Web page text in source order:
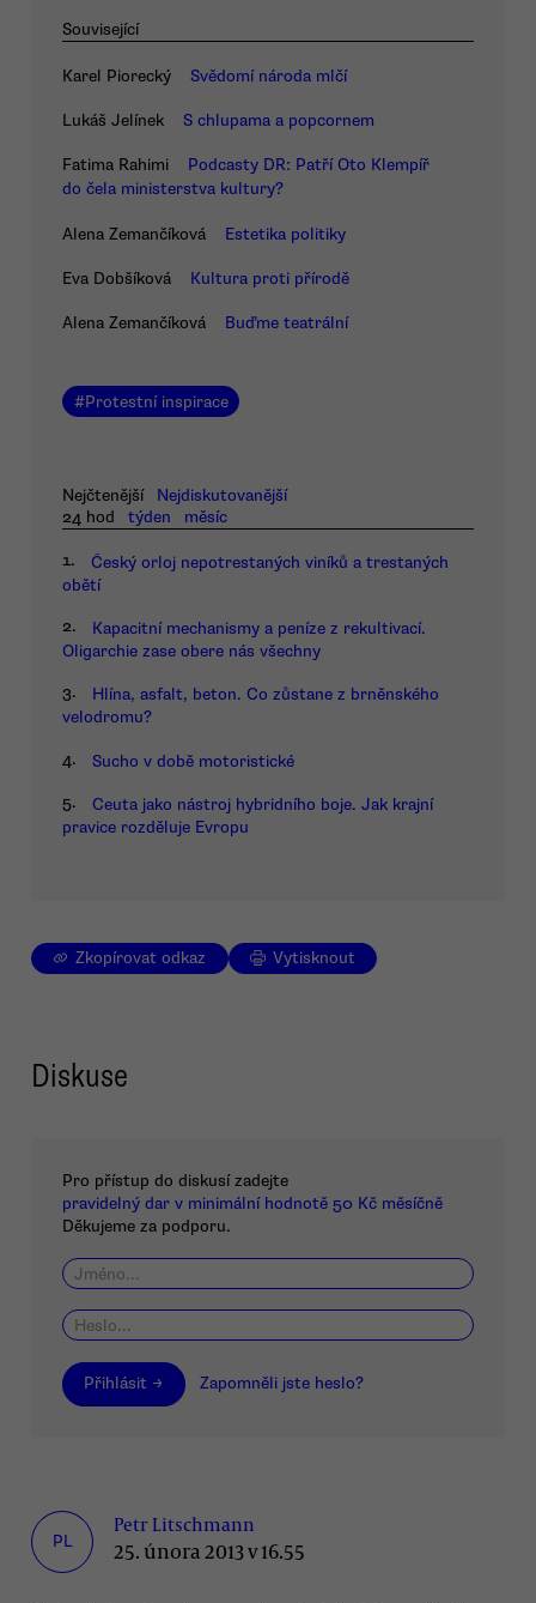
Související
Karel Piorecký Svědomí národa mlčí
Lukáš Jelínek S chlupama a popcornem
Fatima Rahimi
Podcasty DR: Patří Oto Klempíř
do čela ministerstva kultury?
Alena Zemančíková Estetika politiky
Eva Dobšíková Kultura proti přírodě
Alena Zemančíková Buďme teatrální
#Protestní inspirace
Nejčtenější
Nejdiskutovanější
24 hod
týden měsíc
1.
Český orloj nepotrestaných viníků a trestaných
obětí
2.
Kapacitní mechanismy a peníze z rekultivací.
Oligarchie zase obere nás všechny
3.
Hlína, asfalt, beton. Co zůstane z brněnského
velodromu?
4. Sucho v době motoristické
5.
Ceuta jako nástroj hybridního boje. Jak krajní
pravice rozděluje Evropu
Zkopírovat odkaz Vytisknout
Diskuse
Pro přístup do diskusí zadejte
pravidelný dar v minimální hodnotě 50 Kč měsíčně
Děkujeme za podporu.
Přihlásit → Zapomněli jste heslo?
PL
Petr Litschmann
25. února 2013 v 16.55